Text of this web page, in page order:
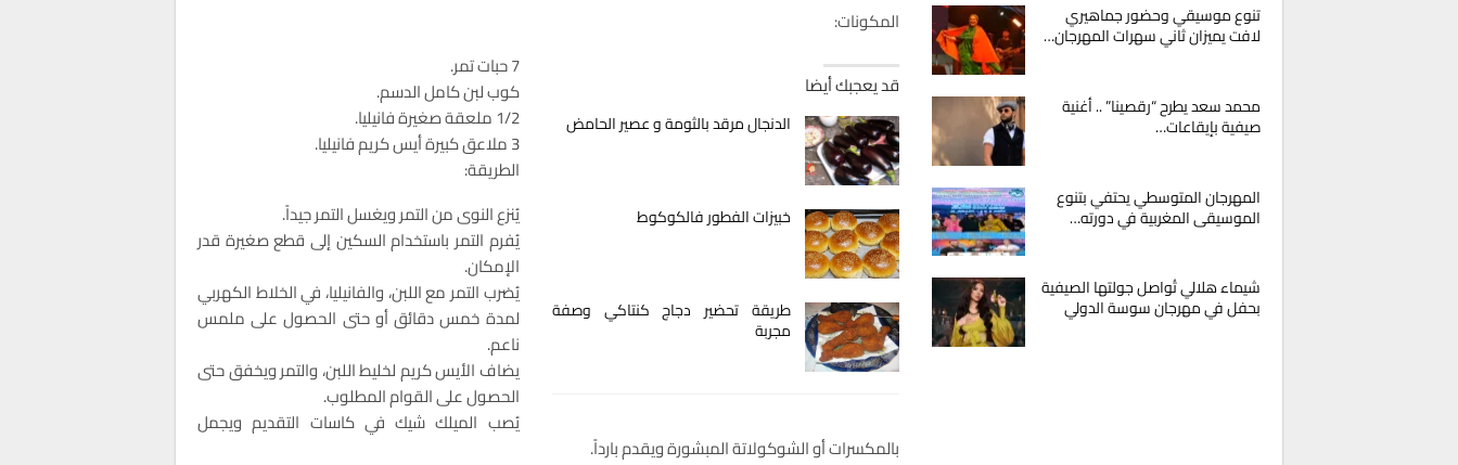
المكونات:
قد يعجبك أيضا
الدنجال مرقد بالثومة و عصير الحامض
خبيزات الفطور فالكوكوط
طريقة تحضير دجاج كنتاكي وصفة
مجربة
7 حبات تمر.
كوب لبن كامل الدسم.
1/2 ملعقة صغيرة فانيليا.
3 ملاعق كبيرة أيس كريم فانيليا.
الطريقة:
يُنزع النوى من التمر ويغسل التمر جيداً.
يُفرم التمر باستخدام السكين إلى قطع صغيرة قدر
الإمكان.
يُضرب التمر مع اللبن، والفانيليا، في الخلاط الكهربي
لمدة خمس دقائق أو حتى الحصول على ملمس
ناعم.
يضاف الأيس كريم لخليط اللبن، والتمر ويخفق حتى
الحصول على القوام المطلوب.
يُصب الميلك شيك في كاسات التقديم ويجمل
بالمكسرات أو الشوكولاتة المبشورة ويقدم بارداً.
تنوع موسيقي وحضور جماهيري
لافت يميزان ثاني سهرات المهرجان…
محمد سعد يطرح “رقصينا” .. أغنية
صيفية بإيقاعات…
المهرجان المتوسطي يحتفي بتنوع
الموسيقى المغربية في دورته…
شيماء هلالي تُواصل جولتها الصيفية
بحفل في مهرجان سوسة الدولي